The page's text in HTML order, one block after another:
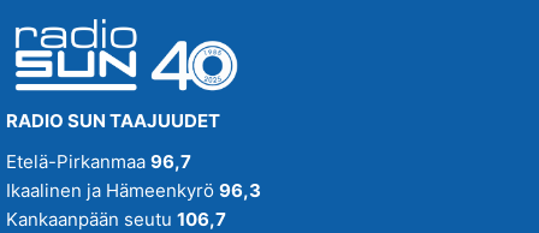
RADIO SUN TAAJUUDET
Etelä-Pirkanmaa 96,7
Ikaalinen ja Hämeenkyrö 96,3
Kankaanpään seutu 106,7